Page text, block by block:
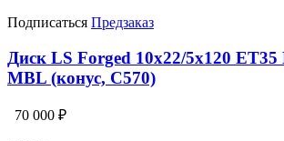
Подписаться Предзаказ
Диск LS Forged 10x22/5x120 ET35
MBL (конус, C570)
70 000 ₽